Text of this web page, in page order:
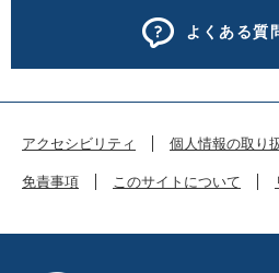
よくある質
アクセシビリティ 個人情報の取り
免責事項 このサイトについて